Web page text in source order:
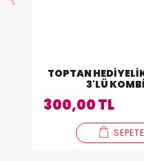
TOPTAN
3'LÜ
300,00 TL